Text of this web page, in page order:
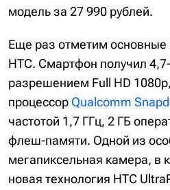
модель за 27 990 рублей.
Еще раз отметим
HTC. Смартфон получил
разрешением Full HD
процессор Qualcomm
частотой 1,7 ГГц, 2 ГБ
флеш-памяти. Одной из
мегапиксельная камера, в
новая технология HTC